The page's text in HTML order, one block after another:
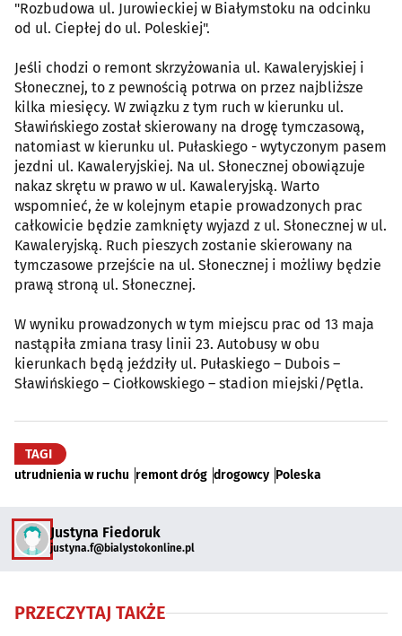
"Rozbudowa ul. Jurowieckiej w Białymstoku na odcinku
od ul. Ciepłej do ul. Poleskiej".
Jeśli chodzi o remont skrzyżowania ul. Kawaleryjskiej i
Słonecznej, to z pewnością potrwa on przez najbliższe
kilka miesięcy. W związku z tym ruch w kierunku ul.
Sławińskiego został skierowany na drogę tymczasową,
natomiast w kierunku ul. Pułaskiego - wytyczonym pasem
jezdni ul. Kawaleryjskiej. Na ul. Słonecznej obowiązuje
nakaz skrętu w prawo w ul. Kawaleryjską. Warto
wspomnieć, że w kolejnym etapie prowadzonych prac
całkowicie będzie zamknięty wyjazd z ul. Słonecznej w ul.
Kawaleryjską. Ruch pieszych zostanie skierowany na
tymczasowe przejście na ul. Słonecznej i możliwy będzie
prawą stroną ul. Słonecznej.
W wyniku prowadzonych w tym miejscu prac od 13 maja
nastąpiła zmiana trasy linii 23. Autobusy w obu
kierunkach będą jeździły ul. Pułaskiego – Dubois –
Sławińskiego – Ciołkowskiego – stadion miejski/Pętla.
TAGI
utrudnienia w ruchu remont dróg drogowcy Poleska
Justyna Fiedoruk
justyna.f@bialystokonline.pl
PRZECZYTAJ TAKŻE